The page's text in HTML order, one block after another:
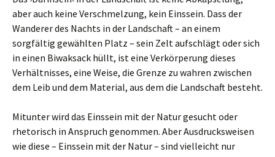
aber auch keine Verschmelzung, kein Einssein. Dass der
Wanderer des Nachts in der Landschaft – an einem
sorgfältig gewählten Platz – sein Zelt aufschlägt oder sich
in einen Biwaksack hüllt, ist eine Verkörperung dieses
Verhältnisses, eine Weise, die Grenze zu wahren zwischen
dem Leib und dem Material, aus dem die Landschaft besteht.
Mitunter wird das Einssein mit der Natur gesucht oder
rhetorisch in Anspruch genommen. Aber Ausdrucksweisen
wie diese – Einssein mit der Natur – sind vielleicht nur